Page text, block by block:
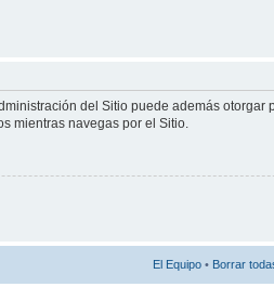
del Sitio puede además
mientras navegas por el Sitio.
El Equipo • Borrar